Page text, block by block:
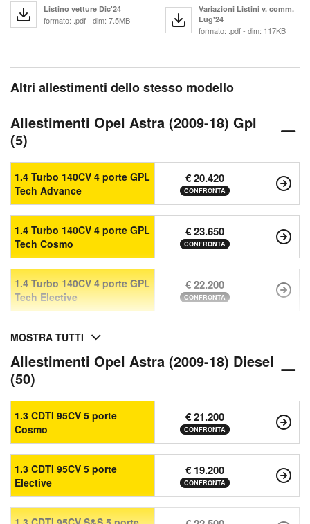
Listino vetture Dic'24
formato: .pdf - dim: 7.5MB
Variazioni Listini v. comm.
Lug'24
formato: .pdf - dim: 117KB
Altri allestimenti dello stesso modello
Allestimenti Opel Astra (2009-18) Gpl
(5)
1.4 Turbo 140CV 4 porte GPL
Tech Advance
€ 20.420
CONFRONTA
1.4 Turbo 140CV 4 porte GPL
Tech Cosmo
€ 23.650
CONFRONTA
1.4 Turbo 140CV 4 porte GPL
Tech Elective
€ 22.200
CONFRONTA
MOSTRA TUTTI
Allestimenti Opel Astra (2009-18) Diesel
(50)
1.3 CDTI 95CV 5 porte
Cosmo
€ 21.200
CONFRONTA
1.3 CDTI 95CV 5 porte
Elective
€ 19.200
CONFRONTA